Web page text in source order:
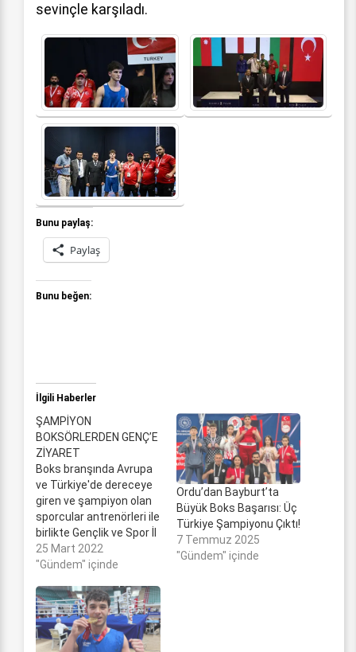
sevinçle karşıladı.
Bunu paylaş:
Paylaş
Bunu beğen:
İlgili Haberler
ŞAMPİYON
BOKSÖRLERDEN GENÇ’E
ZİYARET
Boks branşında Avrupa
ve Türkiye'de dereceye
giren ve şampiyon olan
sporcular antrenörleri ile
birlikte Gençlik ve Spor İl
Müdürü Mustafa Genç'i
ziyaret etti. Ordu'nun
U22 Türkiye
Şampiyonası’nda 52
kilogramda Cenker
Aksoy Türkiye
25 Mart 2022
"Gündem" içinde
Ordu’dan Bayburt’ta
Büyük Boks Başarısı: Üç
Türkiye Şampiyonu Çıktı!
7 Temmuz 2025
"Gündem" içinde